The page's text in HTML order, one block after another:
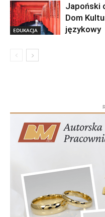
EDUKACJA
Japoński
Dom
językowy